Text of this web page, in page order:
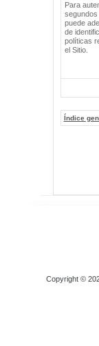
Para
segundos
puede
de
políticas
el Sitio.
Índice
Copyright ©